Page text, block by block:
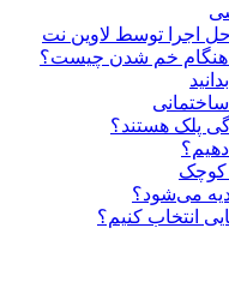
اجرا توسط لاوین نت
هنگام خم شدن چیست؟
پلک هستند؟
کوچک
می‌شود؟
انتخاب کنیم؟